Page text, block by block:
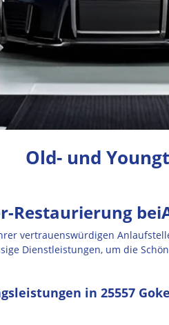
Old- und
Restaurierung
vertrauenswürdigen
Dienstleistungen, um die
in 25557